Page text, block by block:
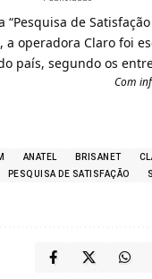
“Pesquisa de
a operadora Claro foi
país, segundo os
Com
ANATEL BRISANET
PESQUISA DE SATISFAÇÃO